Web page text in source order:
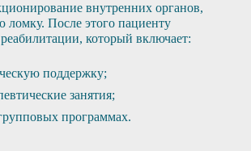
внутренних органов,
ломку. После этого пациенту
реабилитации, который включает:
поддержку;
занятия;
программах.